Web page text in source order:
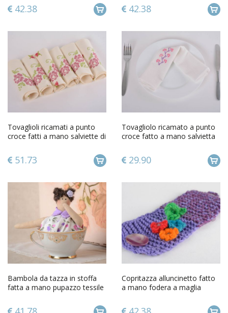
42.38 42.38
Tovaglioli ricamati a punto
croce fatti a mano salviette di
51.73
Tovagliolo ricamato a punto
croce fatto a mano salvietta
29.90
Bambola da tazza in stoffa
fatta a mano pupazzo tessile
Copritazza alluncinetto fatto
a mano fodera a maglia